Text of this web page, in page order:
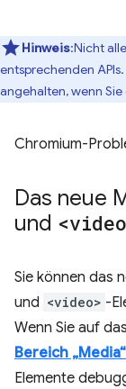
Hinweis:Nicht
entsprechenden
angehalten, wenn
Chromium-
Das neue
und
Sie können das
und <video> -
Wenn Sie auf
Bereich „Media“
Elemente